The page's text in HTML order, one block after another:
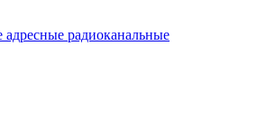
радиоканальные